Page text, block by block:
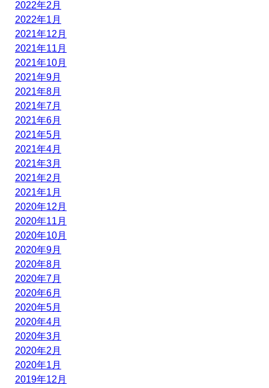
2022年2月
2022年1月
2021年12月
2021年11月
2021年10月
2021年9月
2021年8月
2021年7月
2021年6月
2021年5月
2021年4月
2021年3月
2021年2月
2021年1月
2020年12月
2020年11月
2020年10月
2020年9月
2020年8月
2020年7月
2020年6月
2020年5月
2020年4月
2020年3月
2020年2月
2020年1月
2019年12月